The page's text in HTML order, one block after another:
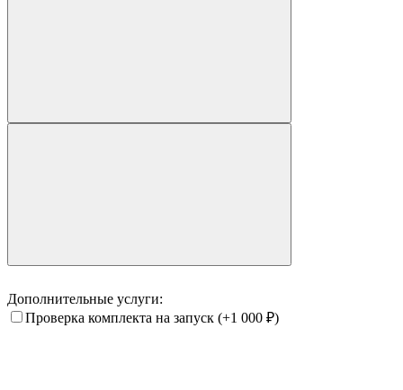
Дополнительные услуги:
Проверка комплекта на запуск (+1 000 ₽)